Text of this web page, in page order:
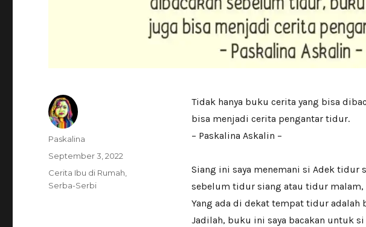
Tidak hanya buku cerita yang bisa
bisa menjadi cerita pengantar tidur.
– Paskalina Askalin –
Siang ini saya menemani si Adek tidur
sebelum tidur siang atau tidur
Yang ada di dekat tempat tidur adalah
Jadilah, buku ini saya bacakan untuk si
Author
Paskalina
Posted
September 3, 2022
Categories
Cerita Ibu di Rumah
Serba-Serbi